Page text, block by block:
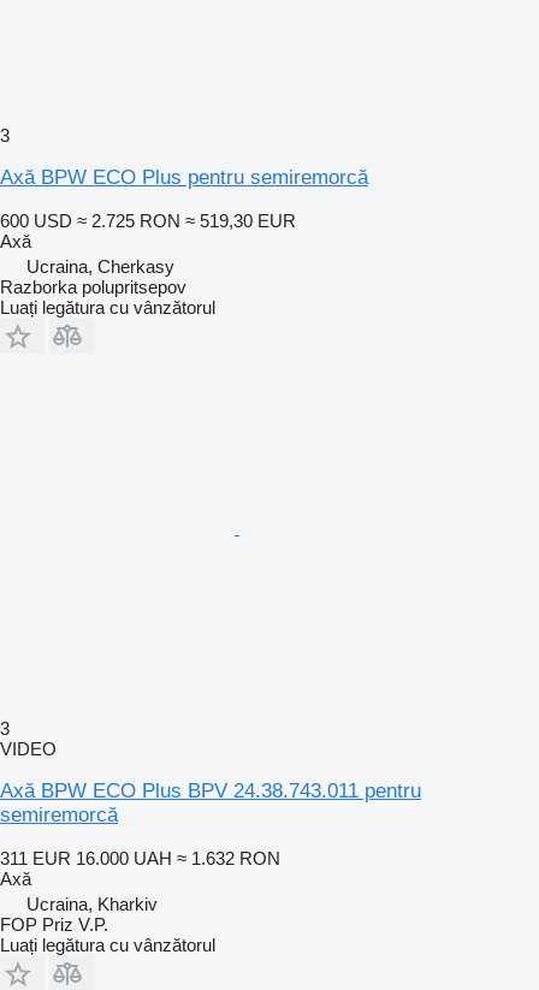
3
Axă BPW ECO Plus pentru semiremorcă
600 USD ≈ 2.725 RON ≈ 519,30 EUR
Axă
Ucraina, Cherkasy
Razborka polupritsepov
Luați legătura cu vânzătorul
3
VIDEO
Axă BPW ECO Plus BPV 24.38.743.011 pentru
semiremorcă
311 EUR 16.000 UAH ≈ 1.632 RON
Axă
Ucraina, Kharkiv
FOP Priz V.P.
Luați legătura cu vânzătorul